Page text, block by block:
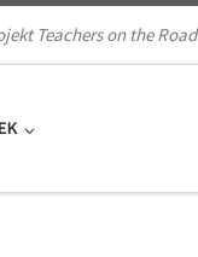
Teachers on the Road